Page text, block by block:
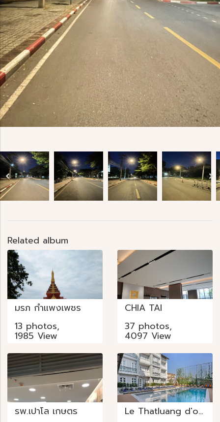
Related album
มรภ กำแพงเพชร
13 photos,
1985 View
CHIA TAI
37 photos,
4097 View
รพ.เปาโล เกษตร
Le Thatluang d'oR Boutique Hotel